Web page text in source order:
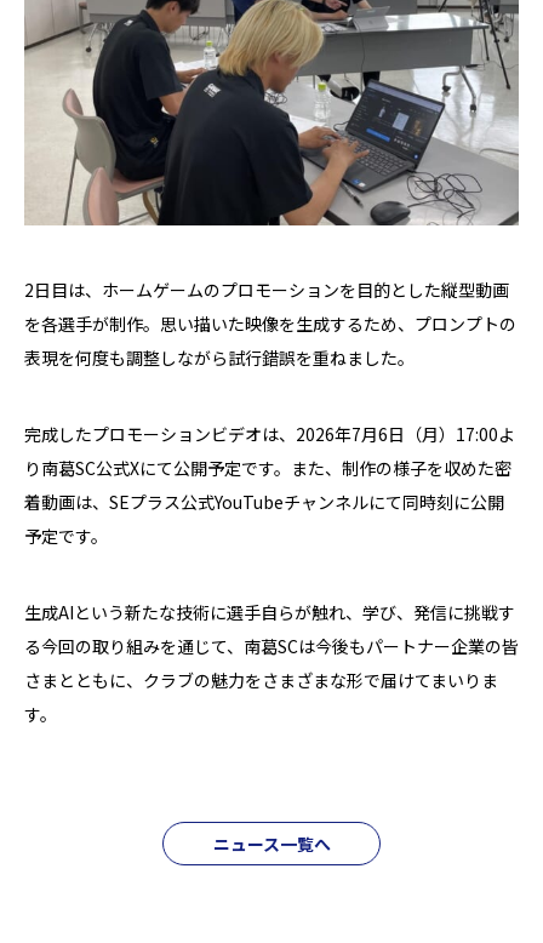
2日目は、ホームゲームのプロモーションを目的とした縦型動画
を各選手が制作。思い描いた映像を生成するため、プロンプトの
表現を何度も調整しながら試行錯誤を重ねました。
完成したプロモーションビデオは、2026年7月6日（月）17:00よ
り南葛SC公式Xにて公開予定です。また、制作の様子を収めた密
着動画は、SEプラス公式YouTubeチャンネルにて同時刻に公開
予定です。
生成AIという新たな技術に選手自らが触れ、学び、発信に挑戦す
る今回の取り組みを通じて、南葛SCは今後もパートナー企業の皆
さまとともに、クラブの魅力をさまざまな形で届けてまいりま
す。
ニュース一覧へ